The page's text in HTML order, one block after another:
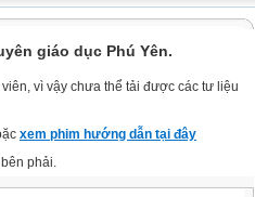
giáo dục Phú Yên.
vì vậy chưa thể tải được các tư liệu
xem phim hướng dẫn tại đây
phải.